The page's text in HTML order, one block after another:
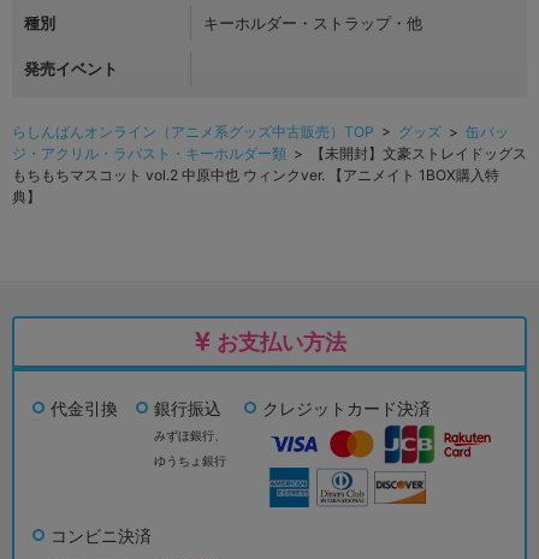
種別 キーホルダー・ストラップ・他
発売イベント
らしんばんオンライン（アニメ系グッズ中古販売）TOP > グッズ > 缶バッ
ジ・アクリル・ラバスト・キーホルダー類 > 【未開封】文豪ストレイドッグス
もちもちマスコット vol.2 中原中也 ウィンクver. 【アニメイト 1BOX購入特
典】
お支払い方法
代金引換 銀行振込
みずほ銀行、
ゆうちょ銀行
クレジットカード決済
コンビニ決済